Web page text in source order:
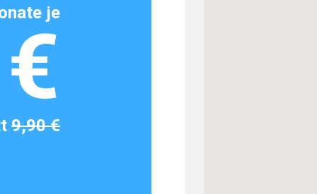
je
9,90 €